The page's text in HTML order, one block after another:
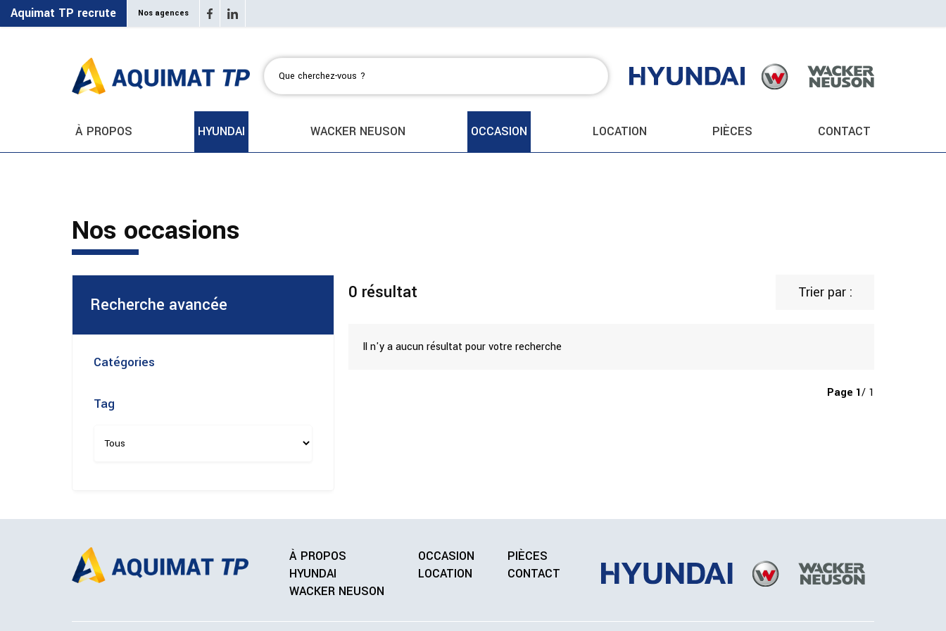
Aquimat TP recrute Nos agences
À PROPOS HYUNDAI WACKER NEUSON OCCASION LOCATION PIÈCES CONTACT
Nos occasions
Recherche avancée
Catégories
Tag
0 résultat Trier par :
Il n'y a aucun résultat pour votre recherche
Page 1/ 1
À PROPOS
HYUNDAI
WACKER NEUSON
OCCASION
LOCATION
PIÈCES
CONTACT